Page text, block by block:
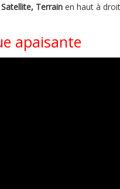
Terrain en haut à
apaisante